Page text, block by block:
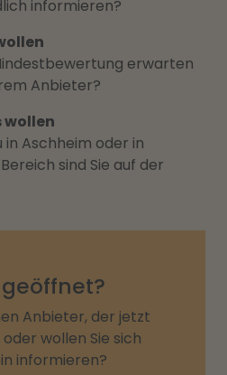
informieren?
erwarten
Anbieter?
wollen
in Aschheim oder in
sind Sie auf der
Anbieter, der jetzt
wollen Sie sich
informieren?